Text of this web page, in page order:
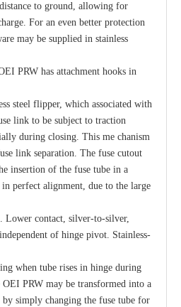
to ground, allowing for
For an even better protection
may be supplied in stainless
PRW has attachment hooks in
steel flipper, which associated with
link to be subject to traction
during closing. This me chanism
link separation. The fuse cutout
insertion of the fuse tube in a
in perfect alignment, due to the large
Lower contact, silver-to-silver,
of hinge pivot. Stainless-
when tube rises in hinge during
PRW may be transformed into a
simply changing the fuse tube for